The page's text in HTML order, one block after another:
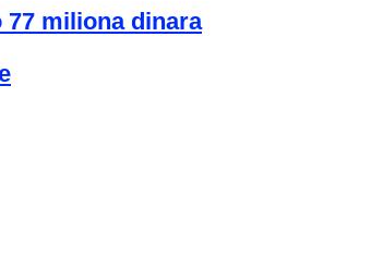
miliona dinara